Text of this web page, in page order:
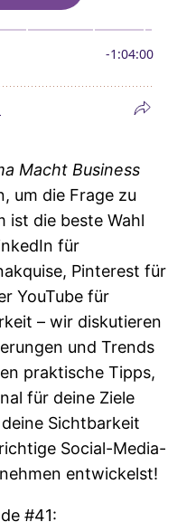
Macht Business
um die Frage zu
ist die beste Wahl
für
Pinterest für
YouTube für
– wir diskutieren
und Trends
praktische Tipps,
für deine Ziele
Sichtbarkeit
Social-Media-
entwickelst!
#41: